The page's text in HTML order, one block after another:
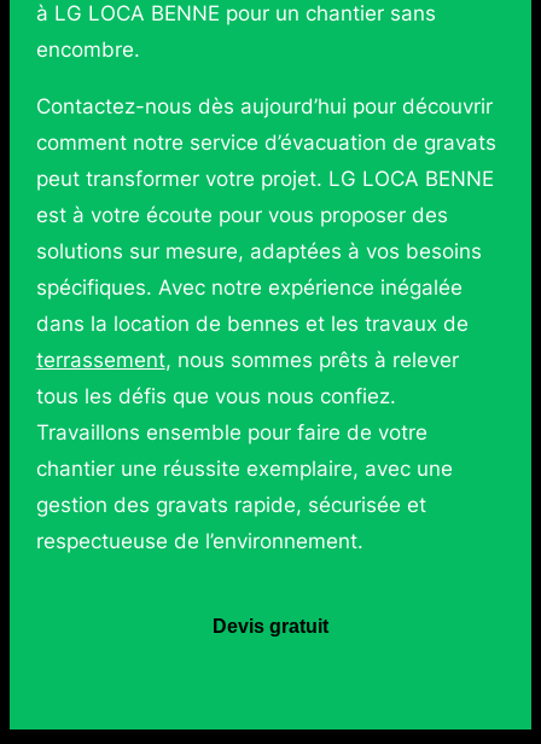
à LG LOCA BENNE pour un chantier sans
encombre.
Contactez-nous dès aujourd’hui pour découvrir
comment notre service d’évacuation de gravats
peut transformer votre projet. LG LOCA BENNE
est à votre écoute pour vous proposer des
solutions sur mesure, adaptées à vos besoins
spécifiques. Avec notre expérience inégalée
dans la location de bennes et les travaux de
terrassement, nous sommes prêts à relever
tous les défis que vous nous confiez.
Travaillons ensemble pour faire de votre
chantier une réussite exemplaire, avec une
gestion des gravats rapide, sécurisée et
respectueuse de l’environnement.
Devis gratuit